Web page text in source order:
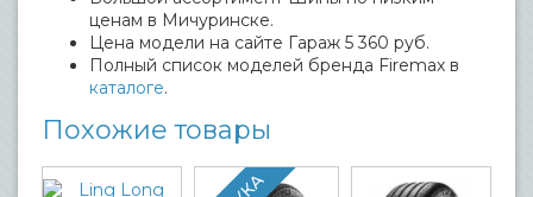
ценам в Мичуринске.
Цена модели на сайте Гараж 5 360 руб.
Полный список моделей бренда Firemax в
каталоге.
Похожие товары